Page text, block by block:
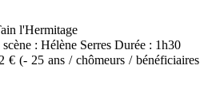
l'Hermitage
: Hélène Serres Durée : 1h30
(- 25 ans / chômeurs / bénéficiaires